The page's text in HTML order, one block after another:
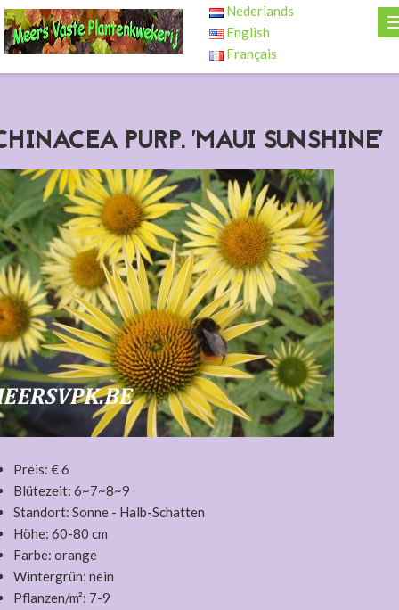
Nederlands
English
Français
PURP. 'MAUI SUNSHINE'
Preis: € 6
Blütezeit: 6~7~8~9
Standort: Sonne - Halb-Schatten
Höhe: 60-80 cm
Farbe: orange
Wintergrün: nein
Pflanzen/m²: 7-9